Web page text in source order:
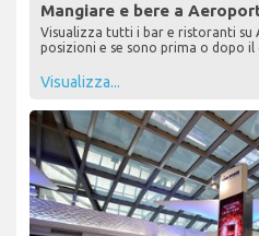
Mangiare e bere a
Visualizza tutti i bar e ristoranti su
posizioni e se sono prima o dopo il
Visualizza...